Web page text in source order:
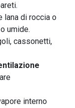
lana di roccia o
umide.
cassonetti,
interno